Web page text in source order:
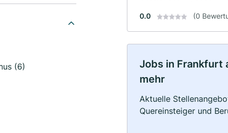
(6)
0.0 (0
Jobs in Frankfurt
mehr
Aktuelle
Quereinsteiger und